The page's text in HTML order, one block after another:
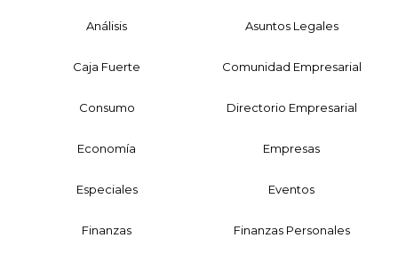
Análisis Asuntos Legales
Caja Fuerte Comunidad Empresarial
Consumo Directorio Empresarial
Economía Empresas
Especiales Eventos
Finanzas Finanzas Personales